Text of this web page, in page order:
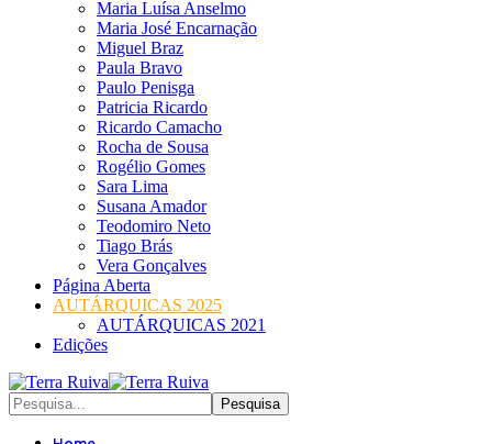
Maria Luísa Anselmo
Maria José Encarnação
Miguel Braz
Paula Bravo
Paulo Penisga
Patricia Ricardo
Ricardo Camacho
Rocha de Sousa
Rogélio Gomes
Sara Lima
Susana Amador
Teodomiro Neto
Tiago Brás
Vera Gonçalves
Página Aberta
AUTÁRQUICAS 2025
AUTÁRQUICAS 2021
Edições